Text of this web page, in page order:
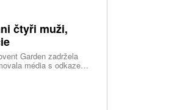
čtyři muži,
Garden zadržela
média s odkazem
uvedl, že čtyři